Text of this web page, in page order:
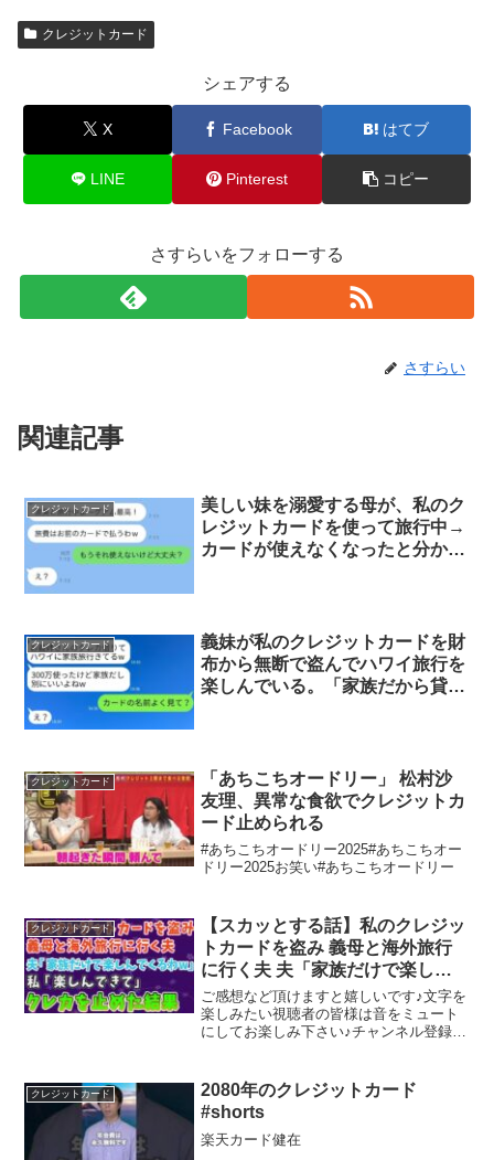
クレジットカード
シェアする
X Facebook はてブ
LINE Pinterest コピー
さすらいをフォローする
さすらい
関連記事
クレジットカード
美しい妹を溺愛する母が、私のク
レジットカードを使って旅行中→
カードが使えなくなったと分かっ
クレジットカード
義妹が私のクレジットカードを財
布から無断で盗んでハワイ旅行を
楽しんでいる。「家族だから貸し
いwww
クレジットカード
「あちこちオードリー」 松村沙
友理、異常な食欲でクレジットカ
ード止められる
#あちこちオードリー2025#あちこちオー
ドリー2025お笑い#あちこちオードリー
クレジットカード
【スカッとする話】私のクレジッ
トカードを盗み 義母と海外旅行
に行く夫 夫「家族だけで楽しん
でくるわｗ」 私「楽しんでき
て」 →クレカを止めた結果
ご感想など頂けますと嬉しいです♪文字を
楽しみたい視聴者の皆様は音をミュート
にしてお楽しみ下さい♪チャンネル登録は
元にしたオリジナルストーリーです。＃
感動する話,＃朗読...
クレジットカード
2080年のクレジットカード
#shorts
楽天カード健在